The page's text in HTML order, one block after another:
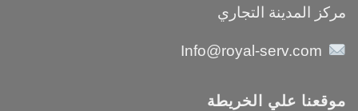
مركز المدينة التجاري
Info@royal-serv.com
موقعنا علي الخريطة